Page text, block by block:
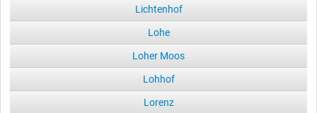
Lichtenhof
Lohe
Loher Moos
Lohhof
Lorenz